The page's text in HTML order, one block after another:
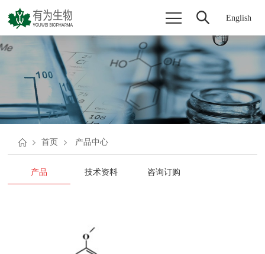
English
首页 产品中心
产品 技术资料 咨询订购